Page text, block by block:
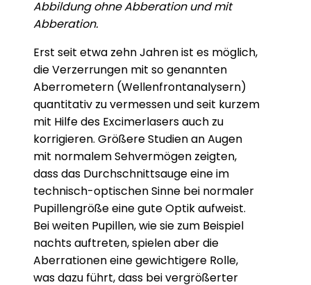
Abbildung ohne Abberation und mit
Abberation.
Erst seit etwa zehn Jahren ist es möglich,
die Verzerrungen mit so genannten
Aberrometern (Wellenfrontanalysern)
quantitativ zu vermessen und seit kurzem
mit Hilfe des Excimerlasers auch zu
korrigieren. Größere Studien an Augen
mit normalem Sehvermögen zeigten,
dass das Durchschnittsauge eine im
technisch-optischen Sinne bei normaler
Pupillengröße eine gute Optik aufweist.
Bei weiten Pupillen, wie sie zum Beispiel
nachts auftreten, spielen aber die
Aberrationen eine gewichtigere Rolle,
was dazu führt, dass bei vergrößerter